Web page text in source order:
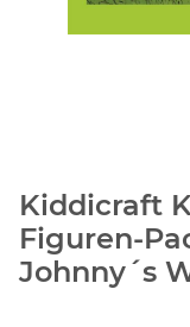
Kiddicraft
Figuren-
Johnny´s